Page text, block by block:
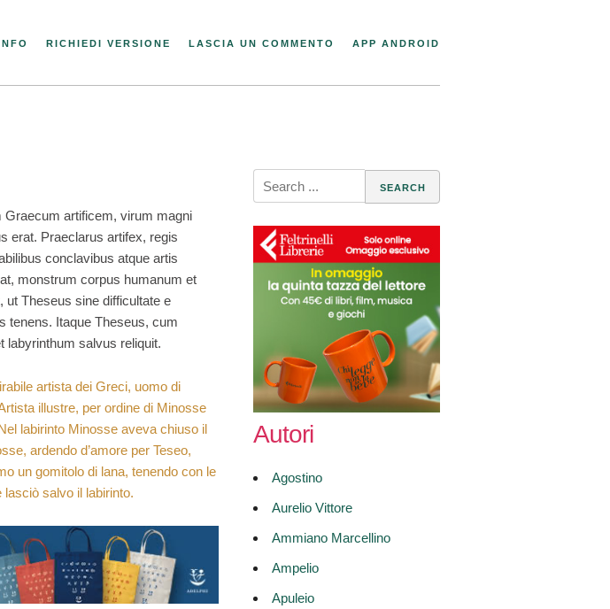
RICHIEDI VERSIONE LASCIA UN COMMENTO APP ANDROID
artificem, virum magni
erat. Praeclarus artifex, regis
conclavibus atque artis
monstrum corpus humanum et
ut Theseus sine difficultate e
tenens. Itaque Theseus, cum
labyrinthum salvus reliquit.
artista dei Greci, uomo di
illustre, per ordine di Minosse
labirinto Minosse aveva chiuso il
ardendo d’amore per Teseo,
un gomitolo di lana, tenendo con le
lasciò salvo il labirinto.
Search
for:
Autori
Agostino
Aurelio Vittore
Ammiano Marcellino
Ampelio
Apuleio